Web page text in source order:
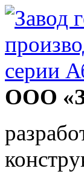
ООО